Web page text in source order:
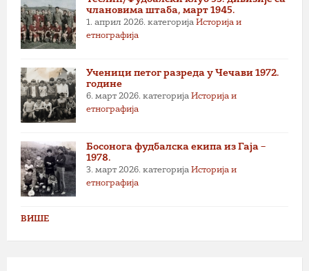
члановима штаба, март 1945.
1. април 2026. категорија Историја и
етнографија
Ученици петог разреда у Чечави 1972.
године
6. март 2026. категорија Историја и
етнографија
Босонога фудбалска екипа из Гаја –
1978.
3. март 2026. категорија Историја и
етнографија
ВИШЕ